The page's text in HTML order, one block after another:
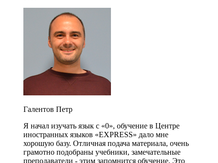
Галентов Петр
Я начал изучать язык с «0», обучение в Центре
иностранных языков «EXPRESS» дало мне
хорошую базу. Отличная подача материала, очень
грамотно подобраны учебники, замечательные
преподаватели - этим запомнится обучение. Это